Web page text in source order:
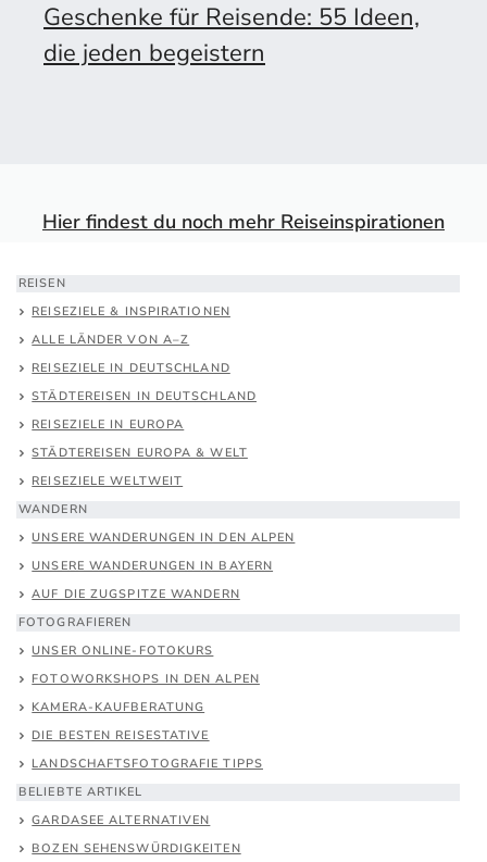
Geschenke für Reisende: 55 Ideen,
die jeden begeistern
Hier findest du noch mehr Reiseinspirationen
REISEN
REISEZIELE & INSPIRATIONEN
ALLE LÄNDER VON A–Z
REISEZIELE IN DEUTSCHLAND
STÄDTEREISEN IN DEUTSCHLAND
REISEZIELE IN EUROPA
STÄDTEREISEN EUROPA & WELT
REISEZIELE WELTWEIT
WANDERN
UNSERE WANDERUNGEN IN DEN ALPEN
UNSERE WANDERUNGEN IN BAYERN
AUF DIE ZUGSPITZE WANDERN
FOTOGRAFIEREN
UNSER ONLINE-FOTOKURS
FOTOWORKSHOPS IN DEN ALPEN
KAMERA-KAUFBERATUNG
DIE BESTEN REISESTATIVE
LANDSCHAFTSFOTOGRAFIE TIPPS
BELIEBTE ARTIKEL
GARDASEE ALTERNATIVEN
BOZEN SEHENSWÜRDIGKEITEN